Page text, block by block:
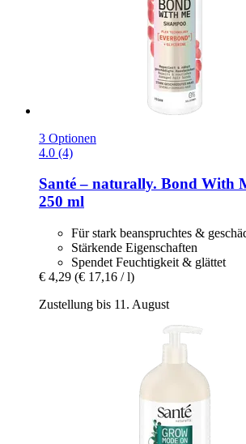
3 Optionen
4.0 (4)
Santé – naturally. Bond With
250 ml
Für stark beanspruchtes &
Stärkende Eigenschaften
Spendet Feuchtigkeit & glättet
€ 4,29 (€ 17,16 / l)
Zustellung bis 11. August